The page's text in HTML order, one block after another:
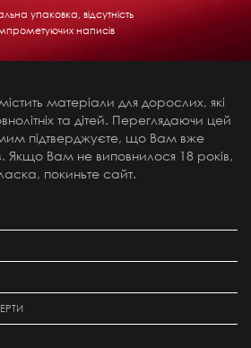
упаковка, відсутність
написів
матеріали для дорослих, які
та дітей. Переглядаючи цей
підтверджуєте, що Вам вже
Якщо Вам не виповнилося 18 років,
покиньте сайт.